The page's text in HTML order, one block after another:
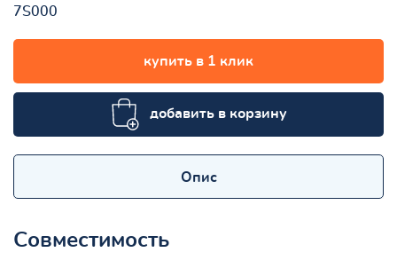
7S000
купить в 1 клик
добавить в корзину
Опис
Совместимость